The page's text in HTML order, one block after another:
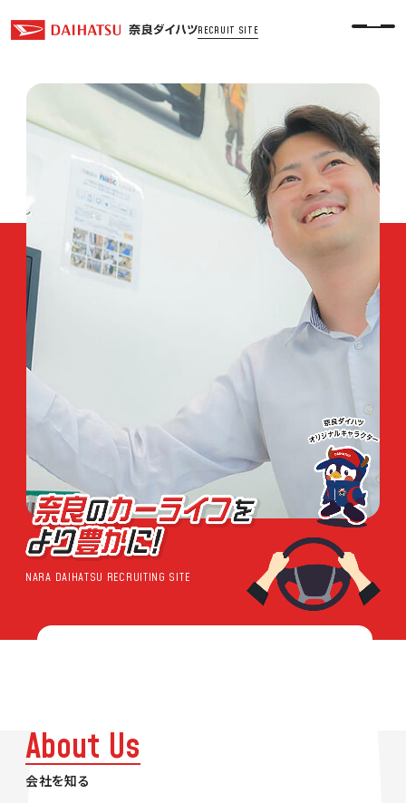
RECRUIT SITE
NARA DAIHATSU RECRUITING SITE
About Us
会社を知る